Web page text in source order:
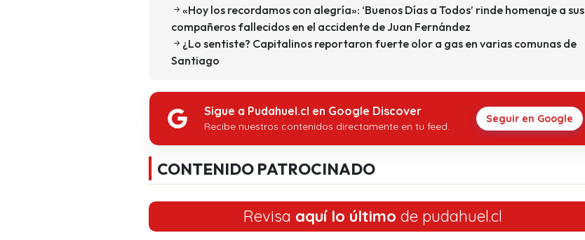
«Hoy los recordamos con alegría»: ‘Buenos Días a Todos’ rinde homenaje a sus
compañeros fallecidos en el accidente de Juan Fernández
¿Lo sentiste? Capitalinos reportaron fuerte olor a gas en varias comunas de
Santiago
Sigue a Pudahuel.cl en Google Discover
Recibe nuestros contenidos directamente en tu feed.
Seguir en Google
CONTENIDO PATROCINADO
Revisa aquí lo último de pudahuel.cl